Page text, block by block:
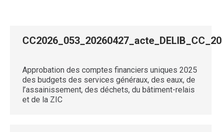
Approbation des comptes financiers uniques 2025
des budgets des services généraux, des eaux, de
l’assainissement, des déchets, du bâtiment-relais
et de la ZIC